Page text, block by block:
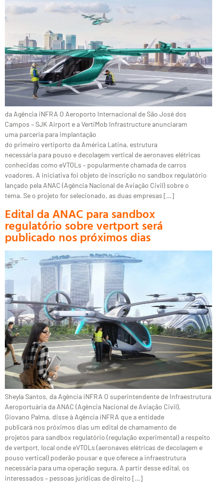
da Agência iNFRA O Aeroporto Internacional de São José dos
Campos – SJK Airport e a VertiMob Infrastructure anunciaram
uma parceria para implantação
do primeiro vertiporto da América Latina, estrutura
necessária para pouso e decolagem vertical de aeronaves elétricas
conhecidas como eVTOLs – popularmente chamada de carros
voadores. A iniciativa foi objeto de inscrição no sandbox regulatório
lançado pela ANAC (Agência Nacional de Aviação Civil) sobre o
tema. Se o projeto for selecionado, as duas empresas […]
Edital da ANAC para sandbox
regulatório sobre vertport será
publicado nos próximos dias
Sheyla Santos, da Agência iNFRA O superintendente de Infraestrutura
Aeroportuária da ANAC (Agência Nacional de Aviação Civil),
Giovano Palma, disse à Agência iNFRA que a entidade
publicará nos próximos dias um edital de chamamento de
projetos para sandbox regulatório (regulação experimental) a respeito
de vertport, local onde eVTOLs (aeronaves elétricas de decolagem e
pouso vertical) poderão pousar e que oferece a infraestrutura
necessária para uma operação segura. A partir desse edital, os
interessados – pessoas jurídicas de direito […]